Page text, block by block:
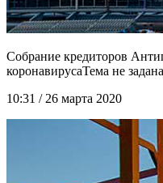
Собрание кредиторов
коронавируса
10:31 / 26 марта 2020